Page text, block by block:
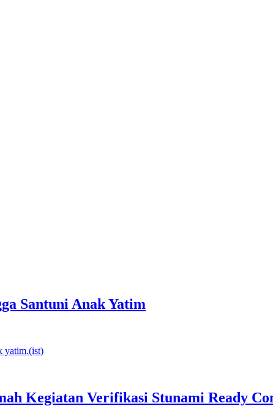
Santuni Anak Yatim
Kegiatan Verifikasi Stunami Ready